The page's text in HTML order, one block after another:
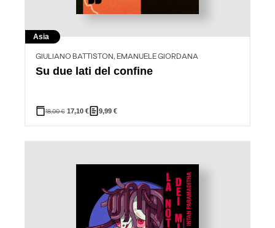
Asia
GIULIANO BATTISTON, EMANUELE GIORDANA
Su due lati del confine
18,00€ 17,10 € 9,99 €